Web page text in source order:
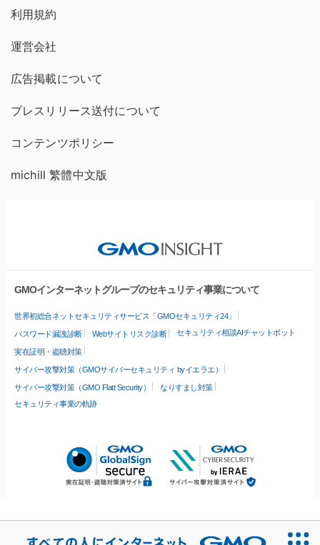
利用規約
運営会社
広告掲載について
プレスリリース送付について
コンテンツポリシー
michill 繁體中文版
GMOインターネットグループのセキュリティ事業について
世界初総合ネットセキュリティサービス「GMOセキュリティ24」
パスワード漏洩診断 Webサイトリスク診断 セキュリティ相談AIチャットボット
実在証明・盗聴対策
サイバー攻撃対策（GMOサイバーセキュリティ byイエラエ）
サイバー攻撃対策（GMO Flatt Security）
なりすまし対策
セキュリティ事業の軌跡